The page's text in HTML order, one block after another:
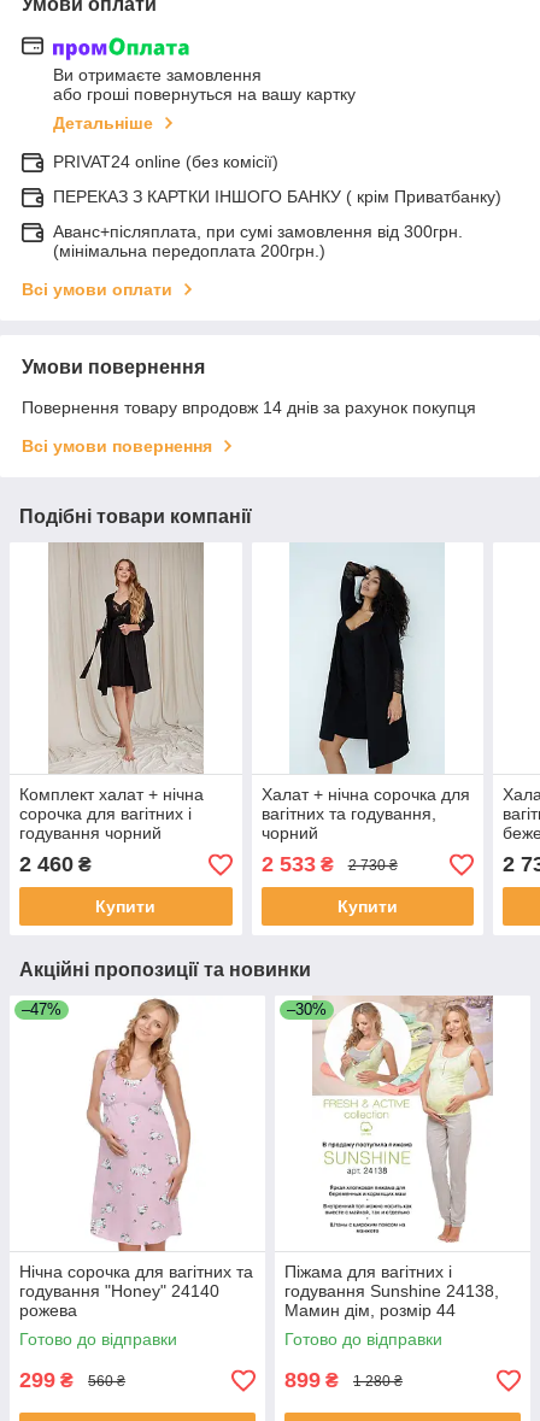
Умови оплати
Ви отримаєте замовлення
або гроші повернуться на вашу картку
Детальніше
PRIVAT24 online (без комісії)
ПЕРЕКАЗ З КАРТКИ ІНШОГО БАНКУ ( крім Приватбанку)
Аванс+післяплата, при сумі замовлення від 300грн.
(мінімальна передоплата 200грн.)
Всі умови оплати
Умови повернення
Повернення товару впродовж 14 днів за рахунок покупця
Всі умови повернення
Подібні товари компанії
Комплект халат + нічна
сорочка для вагітних і
годування чорний
2 460 ₴
Купити
Халат + нічна сорочка для
вагітних та годування,
чорний
2 533₴ 2 730 ₴
Купити
2
Акційні пропозиції та новинки
–47%
Нічна сорочка для вагітних та
годування "Honey" 24140
рожева
Готово до відправки
299 ₴ 560 ₴
–30%
Піжама для вагітних і
годування Sunshine 24138,
Мамин дім, розмір 44
Готово до відправки
899 ₴ 1 280 ₴